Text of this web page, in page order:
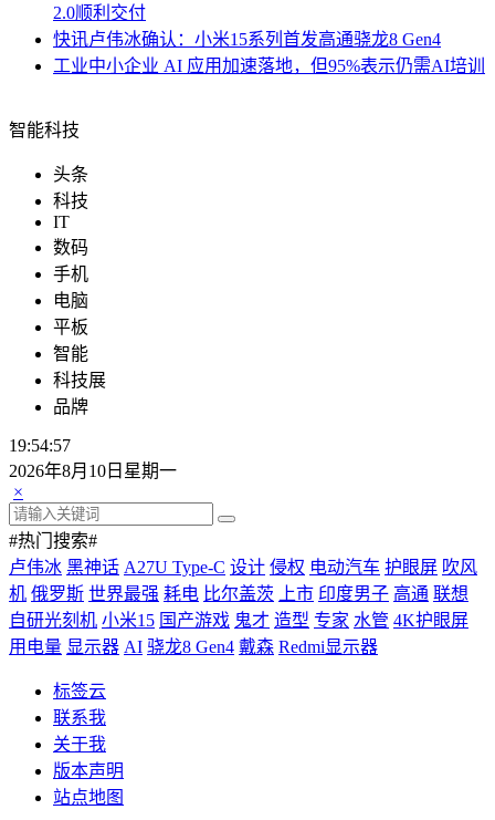
2.0顺利交付
快讯卢伟冰确认：小米15系列首发高通骁龙8 Gen4
工业中小企业 AI 应用加速落地，但95%表示仍需AI培训
智能科技
头条
科技
IT
数码
手机
电脑
平板
智能
科技展
品牌
19:54:58
2026年8月10日星期一
×
#热门搜索#
卢伟冰 黑神话 A27U Type-C 设计 侵权 电动汽车 护眼屏 吹风
机 俄罗斯 世界最强 耗电 比尔盖茨 上市 印度男子 高通 联想
自研光刻机 小米15 国产游戏 鬼才 造型 专家 水管 4K护眼屏
用电量 显示器 AI 骁龙8 Gen4 戴森 Redmi显示器
标签云
联系我
关于我
版本声明
站点地图